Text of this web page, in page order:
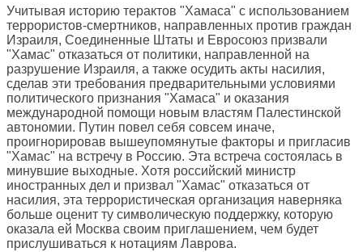
Учитывая историю терактов "Хамаса" с использованием
террористов-смертников, направленных против граждан
Израиля, Соединенные Штаты и Евросоюз призвали
"Хамас" отказаться от политики, направленной на
разрушение Израиля, а также осудить акты насилия,
сделав эти требования предварительными условиями
политического признания "Хамаса" и оказания
международной помощи новым властям Палестинской
автономии. Путин повел себя совсем иначе,
проигнорировав вышеупомянутые факторы и пригласив
"Хамас" на встречу в Россию. Эта встреча состоялась в
минувшие выходные. Хотя российский министр
иностранных дел и призвал "Хамас" отказаться от
насилия, эта террористическая организация наверняка
больше оценит ту символическую поддержку, которую
оказала ей Москва своим приглашением, чем будет
прислушиваться к нотациям Лаврова.